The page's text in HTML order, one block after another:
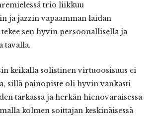
trio liikkuu
ja jazzin vapaamman laidan
tekee sen hyvin persoonallisella ja
tavalla.
keikalla solistinen virtuoosisuus ei
sillä painopiste oli hyvin vankasti
tarkassa ja herkän hienovaraisessa
kolmen soittajan keskinäisessä